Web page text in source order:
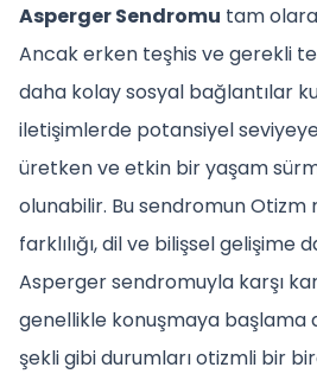
Asperger Sendromu tam
Ancak erken teşhis ve gerekli
daha kolay sosyal bağlantılar
iletişimlerde potansiyel
üretken ve etkin bir yaşam
olunabilir. Bu sendromun Otizm
farklılığı, dil ve bilişsel gelişime
Asperger sendromuyla karşı
genellikle konuşmaya başlama
şekli gibi durumları otizmli bir